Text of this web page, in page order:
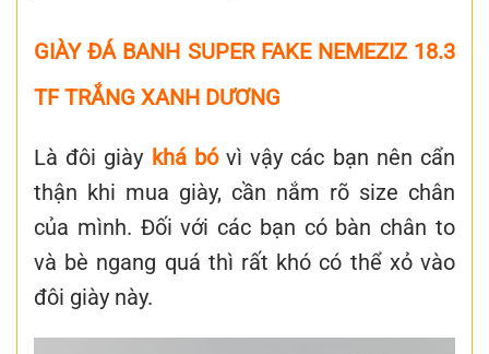
GIÀY ĐÁ BANH SUPER FAKE NEMEZIZ 18.3
TF TRẮNG XANH DƯƠNG
Là đôi giày khá bóvì vậy các bạn nên cẩn
thận khi mua giày, cần nắm rõ size chân
của mình. Đối với các bạn có bàn chân to
và bè ngang quá thì rất khó có thể xỏ vào
đôi giày này.